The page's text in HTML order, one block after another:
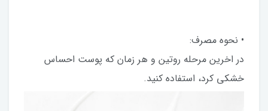
• نحوه مصرف:
در اخرین مرحله روتین و هر زمان که پوست احساس
خشکی کرد، استفاده کنید.